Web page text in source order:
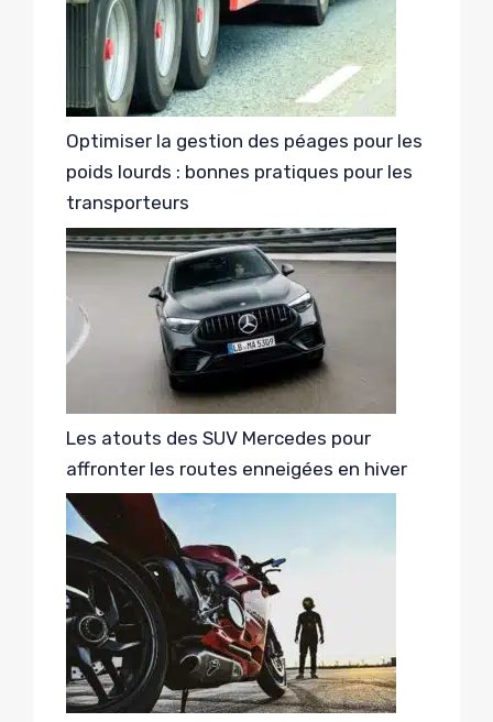
Optimiser la gestion des péages pour les
poids lourds : bonnes pratiques pour les
transporteurs
Les atouts des SUV Mercedes pour
affronter les routes enneigées en hiver